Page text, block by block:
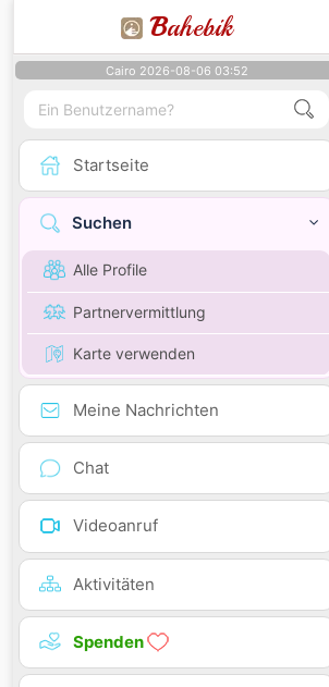
Bahebik
Cairo 2026-08-06 03:52
Startseite
Suchen
Alle Profile
Partnervermittlung
Karte verwenden
Meine Nachrichten
Chat
Videoanruf
Aktivitäten
Spenden